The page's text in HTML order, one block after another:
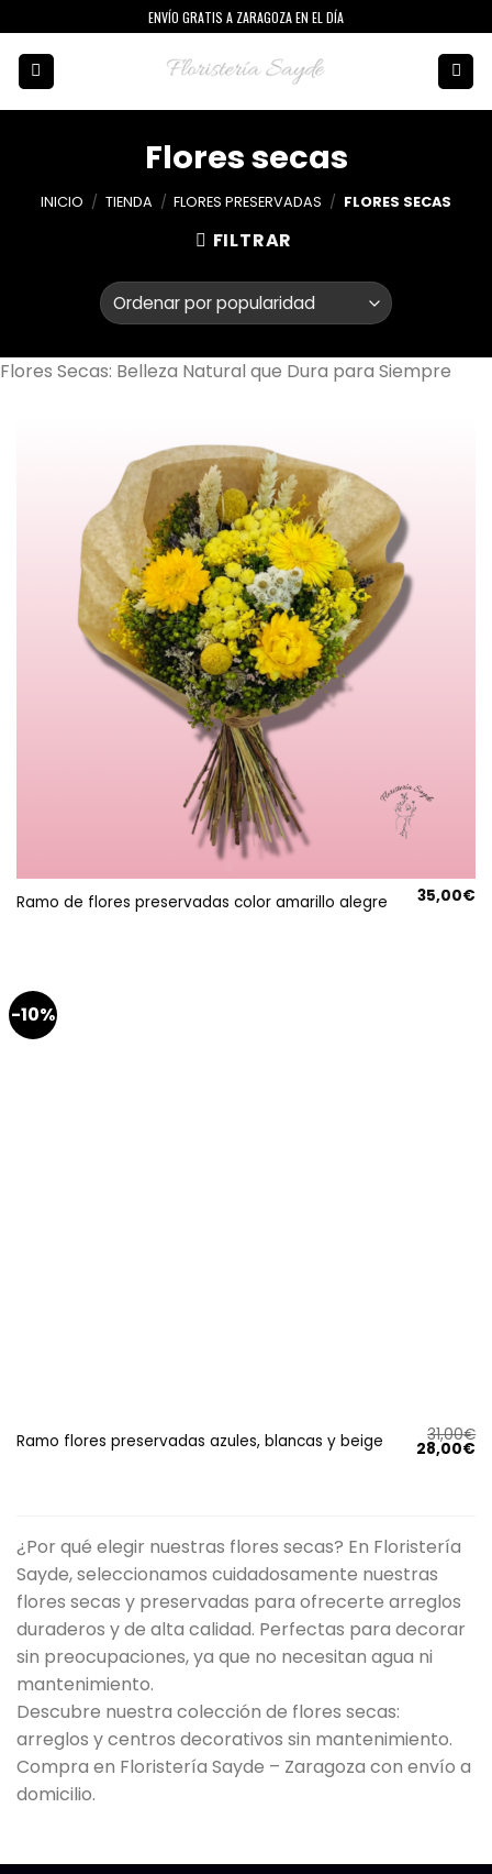
to
content
ENVÍO GRATIS A ZARAGOZA EN EL DÍA
Flores secas
INICIO / TIENDA / FLORES PRESERVADAS / FLORES SECAS
FILTRAR
Flores Secas: Belleza Natural que Dura para Siempre
Ramo de flores preservadas color amarillo alegre 35,00€
-10%
Ramo flores preservadas azules, blancas y beige 31,00€
El
precio
28,00€El
¿Por qué elegir nuestras flores secas? En Floristería
Sayde, seleccionamos cuidadosamente nuestras
flores secas y preservadas para ofrecerte arreglos
duraderos y de alta calidad. Perfectas para decorar
sin preocupaciones, ya que no necesitan agua ni
mantenimiento.
Descubre nuestra colección de flores secas:
arreglos y centros decorativos sin mantenimiento.
Compra en Floristería Sayde – Zaragoza con envío a
domicilio.